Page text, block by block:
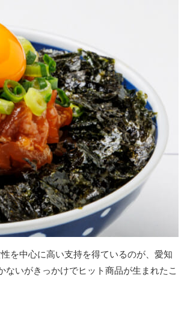
を中心に高い支持を得ているのが、愛知
いがきっかけでヒット商品が生まれたこ